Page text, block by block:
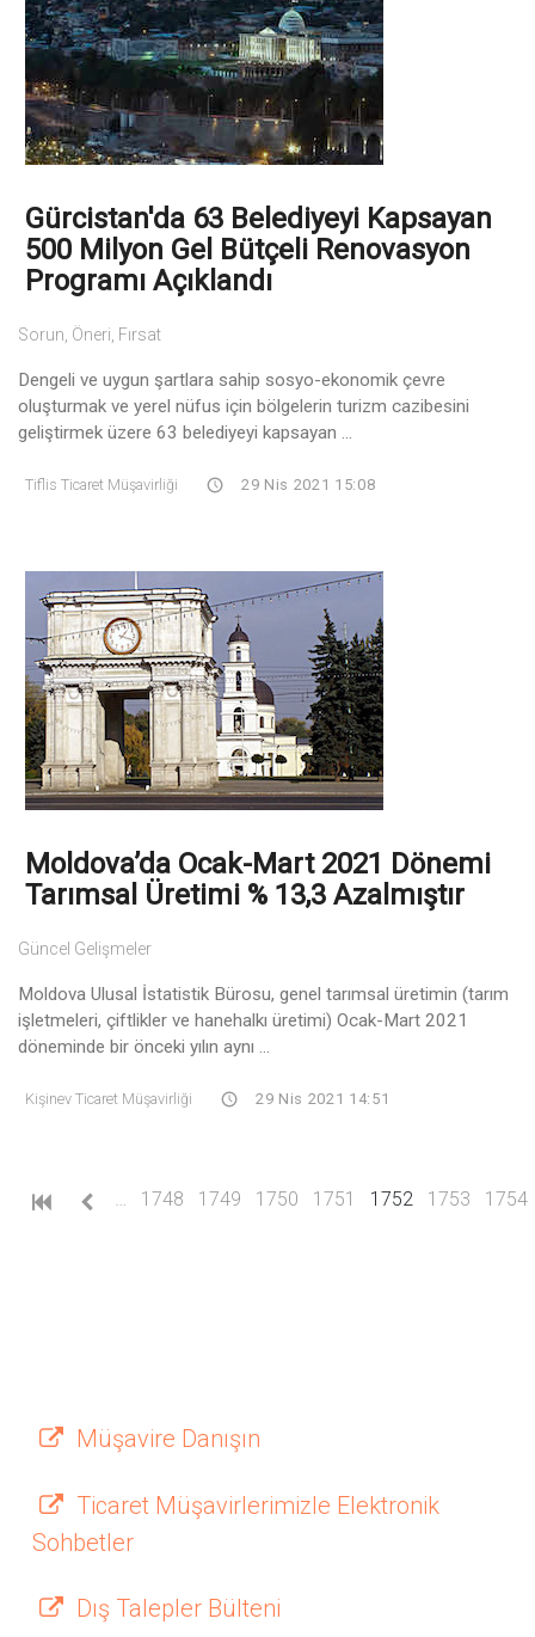
Gürcistan'da 63 Belediyeyi Kapsayan
500 Milyon Gel Bütçeli Renovasyon
Programı Açıklandı
Sorun, Öneri, Fırsat
Dengeli ve uygun şartlara sahip sosyo-ekonomik çevre
oluşturmak ve yerel nüfus için bölgelerin turizm cazibesini
geliştirmek üzere 63 belediyeyi kapsayan ...
Tiflis Ticaret Müşavirliği 29 Nis 2021 15:08
Moldova’da Ocak-Mart 2021 Dönemi
Tarımsal Üretimi % 13,3 Azalmıştır
Güncel Gelişmeler
Moldova Ulusal İstatistik Bürosu, genel tarımsal üretimin (tarım
işletmeleri, çiftlikler ve hanehalkı üretimi) Ocak-Mart 2021
döneminde bir önceki yılın aynı ...
Kişinev Ticaret Müşavirliği 29 Nis 2021 14:51
1748 1749 1750 1751 1752 (current)
1753 1754
Müşavire Danışın
Ticaret Müşavirlerimizle Elektronik
Sohbetler
Dış Talepler Bülteni